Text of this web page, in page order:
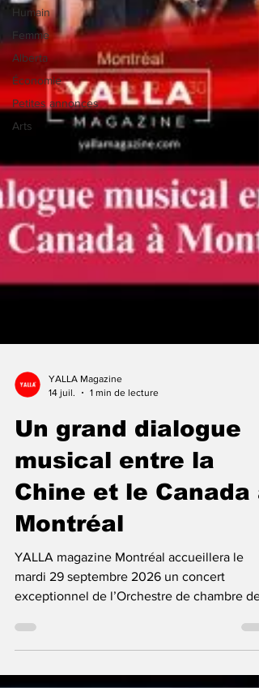
Humain
Femme
Alberta
Économie
Petites annonces
Arts
YALLA Magazine
Un grand dialogue
musical entre la
Chine et le Canada
YALLA magazine Montréal accueillera le
mardi 29 septembre 2026 un concert
soulignant le 70e anniversaire de cette